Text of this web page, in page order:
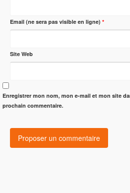
Email (ne sera pas visible en ligne) *
Site Web
Enregistrer mon nom, mon e-mail et mon site
prochain commentaire.